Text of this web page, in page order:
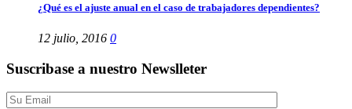
¿Qué es el ajuste anual en el caso de trabajadores dependientes?
12 julio, 2016 0
Suscribase a nuestro Newslleter